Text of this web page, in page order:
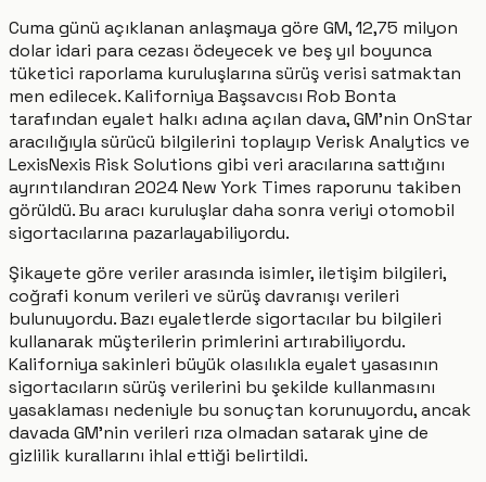
Cuma günü açıklanan anlaşmaya göre GM, 12,75 milyon
dolar idari para cezası ödeyecek ve beş yıl boyunca
tüketici raporlama kuruluşlarına sürüş verisi satmaktan
men edilecek. Kaliforniya Başsavcısı Rob Bonta
tarafından eyalet halkı adına açılan dava, GM’nin OnStar
aracılığıyla sürücü bilgilerini toplayıp Verisk Analytics ve
LexisNexis Risk Solutions gibi veri aracılarına sattığını
ayrıntılandıran 2024 New York Times raporunu takiben
görüldü. Bu aracı kuruluşlar daha sonra veriyi otomobil
sigortacılarına pazarlayabiliyordu.
Şikayete göre veriler arasında isimler, iletişim bilgileri,
coğrafi konum verileri ve sürüş davranışı verileri
bulunuyordu. Bazı eyaletlerde sigortacılar bu bilgileri
kullanarak müşterilerin primlerini artırabiliyordu.
Kaliforniya sakinleri büyük olasılıkla eyalet yasasının
sigortacıların sürüş verilerini bu şekilde kullanmasını
yasaklaması nedeniyle bu sonuçtan korunuyordu, ancak
davada GM’nin verileri rıza olmadan satarak yine de
gizlilik kurallarını ihlal ettiği belirtildi.